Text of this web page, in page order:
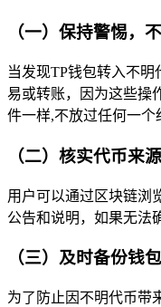
（一）保持警惕，
当发现TP钱包转入不
易或转账，因为这些操
件一样,不放过任何一个
（二）核实代币来源
用户可以通过区块链浏
公告和说明，如果无法
（三）及时备份钱包
为了防止因不明代币带